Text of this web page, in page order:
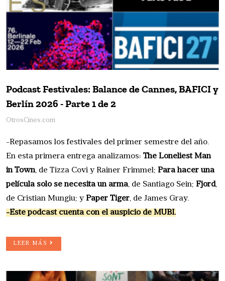
Podcast Festivales: Balance de Cannes, BAFICI y
Berlín 2026 - Parte 1 de 2
OtrosCines.com
-Repasamos los festivales del primer semestre del año.
En esta primera entrega analizamos: The Loneliest Man
in Town, de Tizza Covi y Rainer Frimmel; Para hacer una
película solo se necesita un arma, de Santiago Sein; Fjord,
de Cristian Mungiu; y Paper Tiger, de James Gray.
-Este podcast cuenta con el auspicio de MUBI.
LEER MÁS